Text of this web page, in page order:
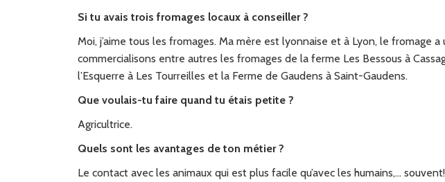
Si tu avais trois fromages locaux à conseiller ?
Moi, j’aime tous les fromages. Ma mère est lyonnaise et à Lyon, le fromage
commercialisons entre autres les fromages de la ferme Les Bessous à
l’Esquerre à Les Tourreilles et la Ferme de Gaudens à Saint-Gaudens.
Que voulais-tu faire quand tu étais petite ?
Agricultrice.
Quels sont les avantages de ton métier ?
Le contact avec les animaux qui est plus facile qu’avec les humains,…